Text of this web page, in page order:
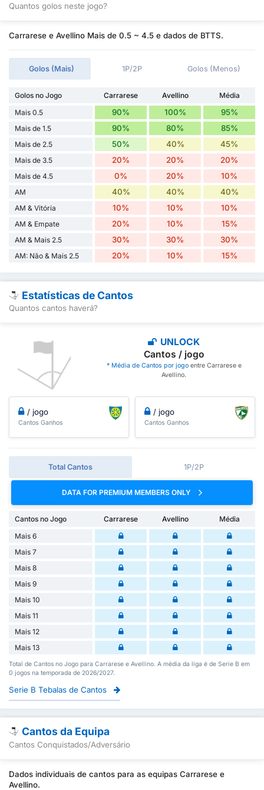
Quantos golos neste jogo?
Carrarese e Avellino Mais de 0.5 ~ 4.5 e dados de BTTS.
Golos (Mais) 1P/2P Golos (Menos)
Golos no Jogo Carrarese Avellino
Média
Mais 0.5
90% 100% 95%
Mais de 1.5 90% 80% 85%
Mais de 2.5 50% 40% 45%
Mais de 3.5 20% 20% 20%
Mais de 4.5 0% 20% 10%
AM 40% 40% 40%
AM & Vitória 10% 10% 10%
AM & Empate 20% 10% 15%
AM & Mais 2.5 30% 30% 30%
AM: Não & Mais 2.5 20% 10% 15%
Estatísticas de Cantos
Quantos cantos haverá?
UNLOCK
Cantos / jogo
* Média de Cantos por jogoentre Carrarese e
Avellino.
/ jogo
Cantos Ganhos
/ jogo
Cantos Ganhos
Total Cantos 1P/2P
DATA FOR PREMIUM MEMBERS ONLY
Cantos no Jogo Carrarese Avellino
Média
Mais 6
Mais 7
Mais 8
Mais 9
Mais 10
Mais 11
Mais 12
Mais 13
Total de Cantos no Jogo para Carrarese e Avellino. A média da liga é de Serie B em
0 jogos na temporada de 2026/2027.
Serie B Tebalas de Cantos
Cantos da Equipa
Cantos Conquistados/Adversário
Dados individuais de cantos para as equipas Carrarese e
Avellino.